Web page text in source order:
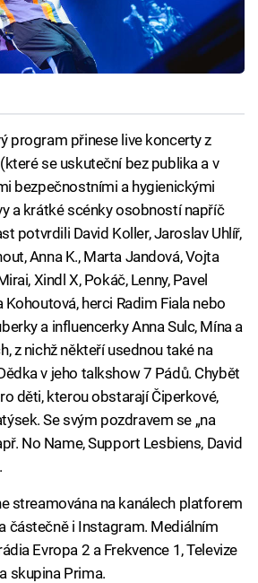
program přinese live koncerty z
se uskuteční bez publika a v
bezpečnostními a hygienickými
a krátké scénky osobností napříč
potvrdili David Koller, Jaroslav Uhlíř,
Anna K., Marta Jandová, Vojta
Xindl X, Pokáč, Lenny, Pavel
Kohoutová, herci Radim Fiala nebo
a influencerky Anna Sulc, Mína a
z nichž někteří usednou také na
v jeho talkshow 7 Pádů. Chybět
děti, kterou obstarají Čiperkové,
Se svým pozdravem se „na
No Name, Support Lesbiens, David
streamována na kanálech platforem
částečně i Instagram. Mediálním
Evropa 2 a Frekvence 1, Televize
skupina Prima.